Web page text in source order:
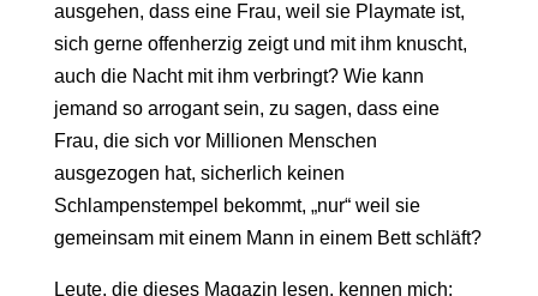
ausgehen, dass eine Frau, weil sie Playmate ist,
sich gerne offenherzig zeigt und mit ihm knuscht,
auch die Nacht mit ihm verbringt? Wie kann
jemand so arrogant sein, zu sagen, dass eine
Frau, die sich vor Millionen Menschen
ausgezogen hat, sicherlich keinen
Schlampenstempel bekommt, „nur“ weil sie
gemeinsam mit einem Mann in einem Bett schläft?
Leute, die dieses Magazin lesen, kennen mich: